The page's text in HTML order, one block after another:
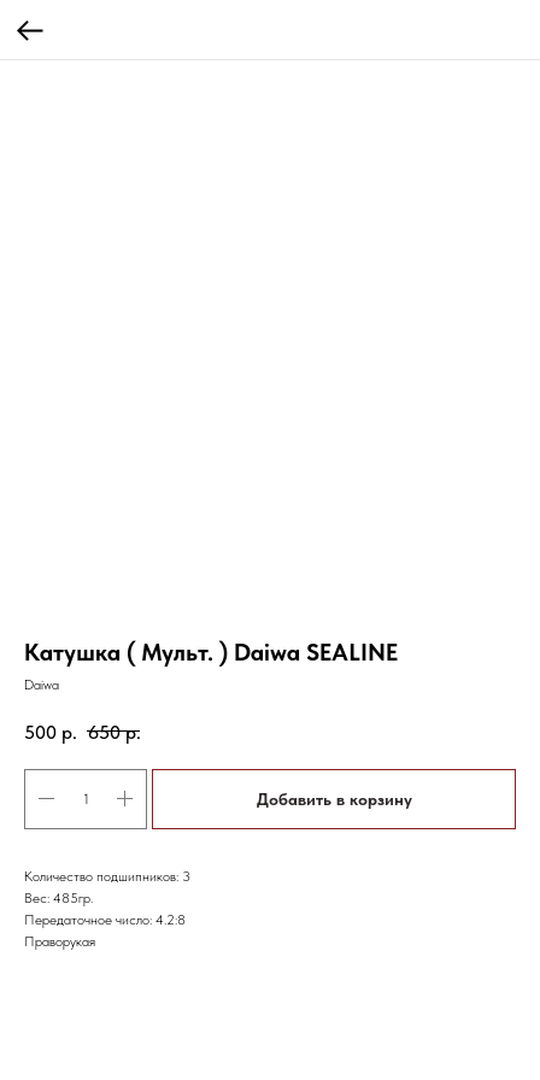
Катушка ( Мульт. ) Daiwa SEALINE
Daiwa
500 р. 650 р.
Добавить в корзину
Количество подшипников: 3
Вес: 485гр.
Передаточное число: 4.2:8
Праворукая